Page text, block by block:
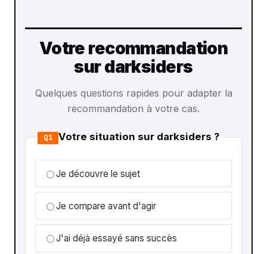
Votre recommandation
sur darksiders
Quelques questions rapides pour adapter la
recommandation à votre cas.
Q1 Votre situation sur darksiders ?
Je découvre le sujet
Je compare avant d'agir
J'ai déjà essayé sans succès